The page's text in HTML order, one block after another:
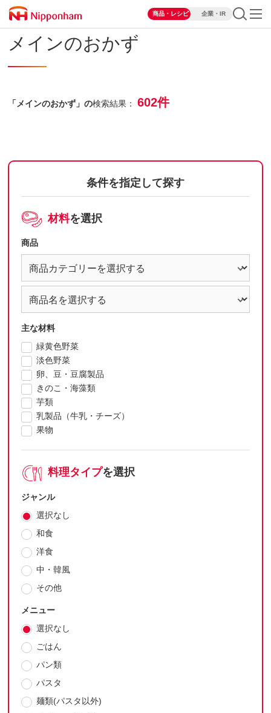
商品・レシピ 企業・IR
メインのおかず
「メインのおかず」の検索結果： 602件
条件を指定して探す
材料を選択
商品
主な材料
緑黄色野菜
淡色野菜
卵、豆・豆腐製品
きのこ・海藻類
芋類
乳製品（牛乳・チーズ）
果物
料理タイプを選択
ジャンル
選択なし
和食
洋食
中・韓風
その他
メニュー
選択なし
ごはん
パン類
パスタ
麺類(パスタ以外)